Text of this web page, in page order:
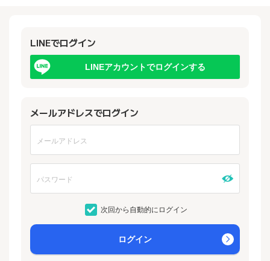
LINEでログイン
LINEアカウントでログインする
メールアドレスでログイン
次回から自動的にログイン
ログイン